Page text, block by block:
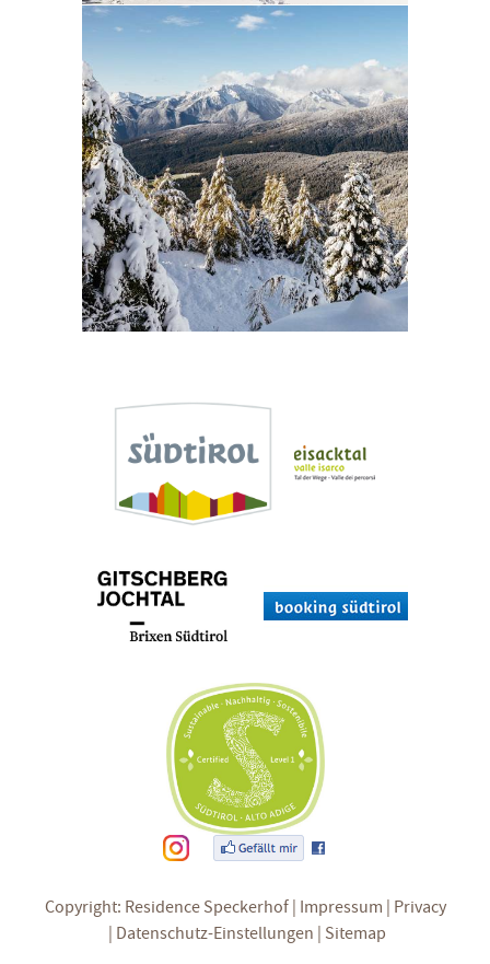
Copyright: Residence Speckerhof Impressum Privacy
Datenschutz-Einstellungen Sitemap